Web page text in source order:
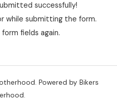
successfully!
while submitting the form.
fields again.
Powered by Bikers